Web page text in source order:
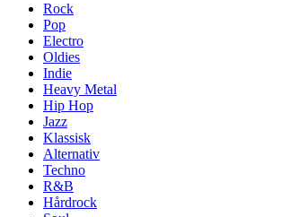
Rock
Pop
Electro
Oldies
Indie
Heavy Metal
Hip Hop
Jazz
Klassisk
Alternativ
Techno
R&B
Hårdrock